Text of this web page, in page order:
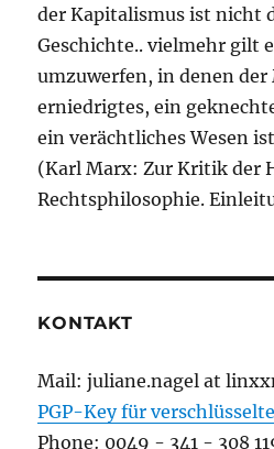
der Kapitalismus ist nicht
Geschichte.. vielmehr gilt
umzuwerfen, in denen der
erniedrigtes, ein
ein verächtliches Wesen
(Karl Marx: Zur Kritik der
Rechtsphilosophie.
KONTAKT
Mail: juliane.nagel at
PGP-Key für
Phone: 0049 - 341 - 308